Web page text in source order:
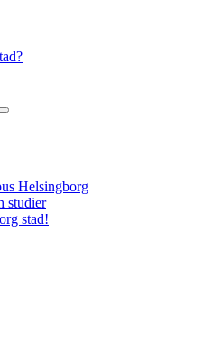
Helsingborg
studier
stad!